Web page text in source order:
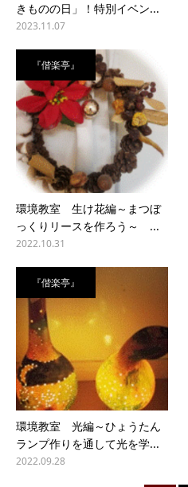
きものの日」！特別イベン...
2023.11.07
『偕楽亭』
環境教室 生け花編～まつぼ
っくりリースを作ろう～ ...
2022.10.31
『偕楽亭』
環境教室 光編～ひょうたん
ランプ作りを通して光を学...
2022.09.28